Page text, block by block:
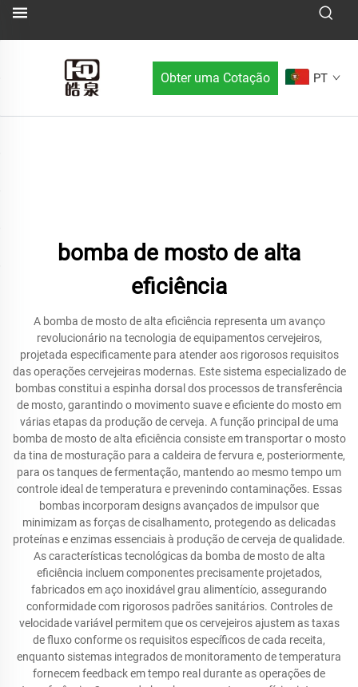
Obter uma Cotação PT
bomba de mosto de alta
eficiência
A bomba de mosto de alta eficiência representa um avanço
revolucionário na tecnologia de equipamentos cervejeiros,
projetada especificamente para atender aos rigorosos requisitos
das operações cervejeiras modernas. Este sistema especializado de
bombas constitui a espinha dorsal dos processos de transferência
de mosto, garantindo o movimento suave e eficiente do mosto em
várias etapas da produção de cerveja. A função principal de uma
bomba de mosto de alta eficiência consiste em transportar o mosto
da tina de mosturação para a caldeira de fervura e, posteriormente,
para os tanques de fermentação, mantendo ao mesmo tempo um
controle ideal de temperatura e prevenindo contaminações. Essas
bombas incorporam designs avançados de impulsor que
minimizam as forças de cisalhamento, protegendo as delicadas
proteínas e enzimas essenciais à produção de cerveja de qualidade.
As características tecnológicas da bomba de mosto de alta
eficiência incluem componentes precisamente projetados,
fabricados em aço inoxidável grau alimentício, assegurando
conformidade com rigorosos padrões sanitários. Controles de
velocidade variável permitem que os cervejeiros ajustem as taxas
de fluxo conforme os requisitos específicos de cada receita,
enquanto sistemas integrados de monitoramento de temperatura
fornecem feedback em tempo real durante as operações de